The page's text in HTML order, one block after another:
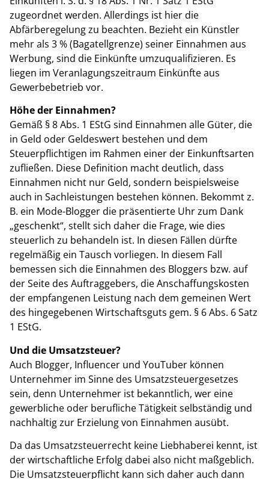
zugeordnet werden. Allerdings ist hier die
Abfärberegelung zu beachten. Bezieht ein Künstler
mehr als 3 % (Bagatellgrenze) seiner Einnahmen aus
Werbung, sind die Einkünfte umzuqualifizieren. Es
liegen im Veranlagungszeitraum Einkünfte aus
Gewerbebetrieb vor.
Höhe der Einnahmen?
Gemäß § 8 Abs. 1 EStG sind Einnahmen alle Güter, die
in Geld oder Geldeswert bestehen und dem
Steuerpflichtigen im Rahmen einer der Einkunftsarten
zufließen. Diese Definition macht deutlich, dass
Einnahmen nicht nur Geld, sondern beispielsweise
auch in Sachleistungen bestehen können. Bekommt z.
B. ein Mode-Blogger die präsentierte Uhr zum Dank
„geschenkt“, stellt sich daher die Frage, wie dies
steuerlich zu behandeln ist. In diesen Fällen dürfte
regelmäßig ein Tausch vorliegen. In diesem Fall
bemessen sich die Einnahmen des Bloggers bzw. auf
der Seite des Auftraggebers, die Anschaffungskosten
der empfangenen Leistung nach dem gemeinen Wert
des hingegebenen Wirtschaftsguts gem. § 6 Abs. 6 Satz
1 EStG.
Und die Umsatzsteuer?
Auch Blogger, Influencer und YouTuber können
Unternehmer im Sinne des Umsatzsteuergesetzes
sein, denn Unternehmer ist bekanntlich, wer eine
gewerbliche oder berufliche Tätigkeit selbständig und
nachhaltig zur Erzielung von Einnahmen ausübt.
Da das Umsatzsteuerrecht keine Liebhaberei kennt, ist
der wirtschaftliche Erfolg dabei also nicht maßgeblich.
Die Umsatzsteuerpflicht kann sich daher auch dann